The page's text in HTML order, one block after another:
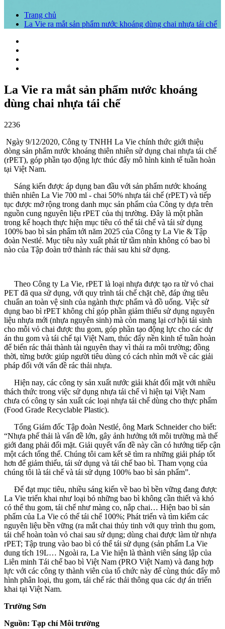
Trang chủ
La Vie ra mắt sản phẩm nước khoáng dùng chai nhựa tái chế
La Vie ra mắt sản phẩm nước khoáng
dùng chai nhựa tái chế
2236
Ngày 9/12/2020, Công ty TNHH La Vie chính thức giới thiệu
dòng sản phẩm nước khoáng thiên nhiên sử dụng chai nhựa tái chế
(rPET), góp phần tạo động lực thúc đẩy mô hình kinh tế tuần hoàn
tại Việt Nam.
Sáng kiến được áp dụng ban đầu với sản phẩm nước khoáng
thiên nhiên La Vie 700 ml - chai 50% nhựa tái chế (rPET) và tiếp
tục được mở rộng trong danh mục sản phẩm của Công ty dựa trên
nguồn cung nguyên liệu rPET của thị trường. Đây là một phần
trong kế hoạch thực hiện mục tiêu có thể tái chế và tái sử dụng
100% bao bì sản phẩm tới năm 2025 của Công ty La Vie & Tập
đoàn Nestlé. Mục tiêu này xuất phát từ tầm nhìn không có bao bì
nào của Tập đoàn trở thành rác thải sau khi sử dụng.
Theo Công ty La Vie, rPET là loại nhựa được tạo ra từ vỏ chai
PET đã qua sử dụng, với quy trình tái chế chặt chẽ, đáp ứng tiêu
chuẩn an toàn vệ sinh của ngành thực phẩm và đồ uống. Việc sử
dụng bao bì rPET không chỉ góp phần giảm thiểu sử dụng nguyên
liệu nhựa mới (nhựa nguyên sinh) mà còn mang lại cơ hội tái sinh
cho mỗi vỏ chai được thu gom, góp phần tạo động lực cho các dự
án thu gom và tái chế tại Việt Nam, thúc đẩy nền kinh tế tuần hoàn
để biến rác thải thành tài nguyên thay vì thải ra môi trường; đồng
thời, từng bước giúp người tiêu dùng có cách nhìn mới về các giải
pháp đối với vấn đề rác thải nhựa.
Hiện nay, các công ty sản xuất nước giải khát đối mặt với nhiều
thách thức trong việc sử dụng nhựa tái chế vì hiện tại Việt Nam
chưa có công ty sản xuất các loại nhựa tái chế dùng cho thực phẩm
(Food Grade Recyclable Plastic).
Tổng Giám đốc Tập đoàn Nestlé, ông Mark Schneider cho biết:
“Nhựa phế thải là vấn đề lớn, gây ảnh hưởng tới môi trường mà thế
giới đang phải đối mặt. Giải quyết vấn đề này cần có hướng tiếp cận
một cách tổng thể. Chúng tôi cam kết sẽ tìm ra những giải pháp tốt
hơn để giảm thiểu, tái sử dụng và tái chế bao bì. Tham vọng của
chúng tôi là tái chế và tái sử dụng 100% bao bì sản phẩm”.
Để đạt mục tiêu, nhiều sáng kiến về bao bì bền vững đang được
La Vie triển khai như loại bỏ những bao bì không cần thiết và khó
có thể thu gom, tái chế như màng co, nắp chai… Hiện bao bì sản
phẩm của La Vie có thể tái chế 100%; Phát triển và tìm kiếm các
nguyên liệu bền vững (ra mắt chai thủy tinh với quy trình thu gom,
tái chế hoàn toàn vỏ chai sau sử dụng; dùng chai được làm từ nhựa
rPET; Tập trung vào bao bì có thể tái sử dụng (sản phẩm La Vie
dung tích 19L… Ngoài ra, La Vie hiện là thành viên sáng lập của
Liên minh Tái chế bao bì Việt Nam (PRO Việt Nam) và đang hợp
lực với các công ty thành viên của tổ chức này để cùng thúc đẩy mô
hình phân loại, thu gom, tái chế rác thải thông qua các dự án triển
khai tại Việt Nam.
Trường Sơn
Nguồn: Tạp chí Môi trường